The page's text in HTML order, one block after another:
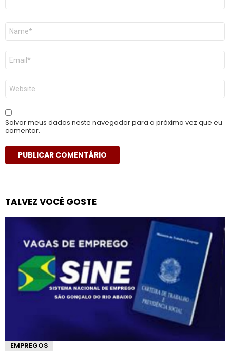
Nome
E-
mail
*
Site
Salvar meus dados neste navegador para a próxima vez que eu
comentar.
TALVEZ VOCÊ GOSTE
EMPREGOS